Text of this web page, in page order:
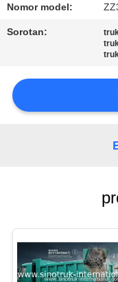
KUTIPAN
KEBIJAKAN
Nomor model:
Sorotan: